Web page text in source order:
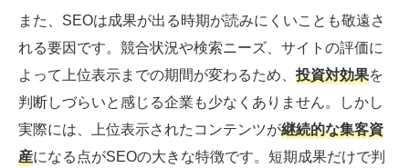
また、SEOは成果が出る時期が読みにくいことも敬遠さ
れる要因です。競合状況や検索ニーズ、サイトの評価に
よって上位表示までの期間が変わるため、 投資対効果を
判断しづらいと感じる企業も少なくありません。しかし
実際には、上位表示されたコンテンツが継続的な集客資
産になる点がSEOの大きな特徴です。短期成果だけで判